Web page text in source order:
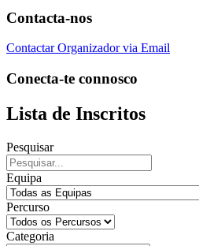
Contacta-nos
Contactar Organizador via Email
Conecta-te connosco
Lista de Inscritos
Pesquisar
Equipa
Percurso
Categoria